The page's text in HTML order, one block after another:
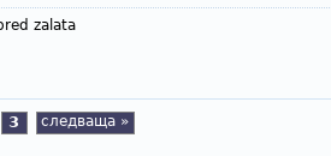
zalata
3 следваща »